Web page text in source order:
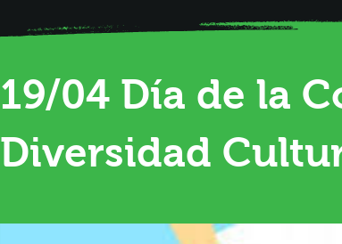
19/04 Día de la
Diversidad